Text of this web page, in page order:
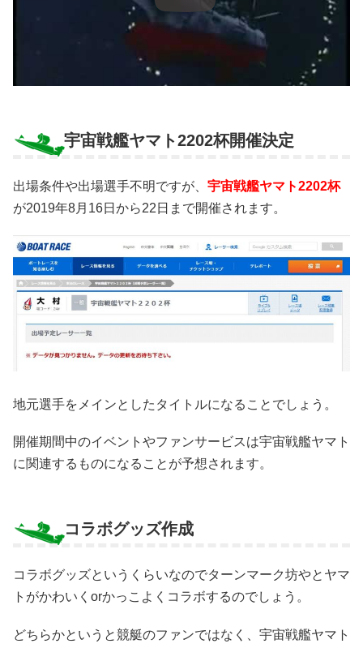
宇宙戦艦ヤマト2202杯開催決定
出場条件や出場選手不明ですが、 宇宙戦艦ヤマト2202杯
が2019年8月16日から22日まで開催されます。
地元選手をメインとしたタイトルになることでしょう。
開催期間中のイベントやファンサービスは宇宙戦艦ヤマト
に関連するものになることが予想されます。
コラボグッズ作成
コラボグッズというくらいなのでターンマーク坊やとヤマ
トがかわいくorかっこよくコラボするのでしょう。
どちらかというと競艇のファンではなく、宇宙戦艦ヤマト